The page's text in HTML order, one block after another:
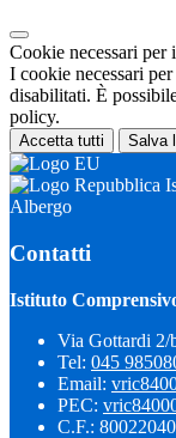
Cookie necessari per
I cookie necessari
disabilitati. È
policy.
Accetta tutti Salva
Albergo
Contatti
Istituto
Via Gottardi
Tel: 045
Email:
PEC:
C.F.: